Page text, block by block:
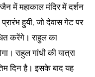
में महाकाल मंदिर में दर्शन
हुयी, जो देवास गेट पर
करेंगे। राहुल का
राहुल गांधी की यात्रा
दिन है। इसके बाद यह